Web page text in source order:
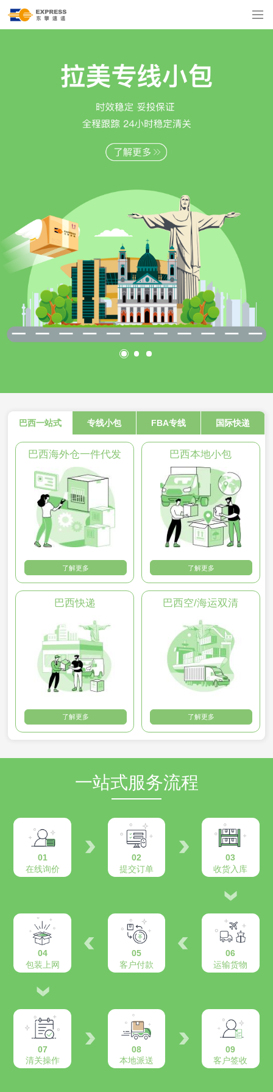
巴西一站式 专线小包 FBA专线 国际快递
巴西海外仓一件代发
了解更多
巴西本地小包
了解更多
巴西快递
了解更多
巴西空/海运双清
了解更多
一站式服务流程
01
在线询价
02
提交订单
03
收货入库
04
包装上网
05
客户付款
06
运输货物
07
清关操作
08
本地派送
09
客户签收